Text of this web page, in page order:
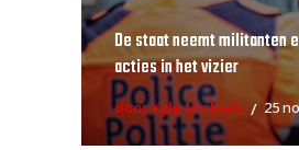
De staat neemt militanten
acties in het vizier
door Kyle Michiels 25